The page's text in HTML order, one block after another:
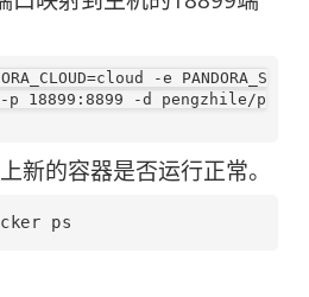
-e PANDORA_S
-p 18899:8899 -d pengzhile/p
新的容器是否运行正常。
ps